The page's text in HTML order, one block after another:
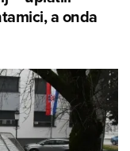
a onda